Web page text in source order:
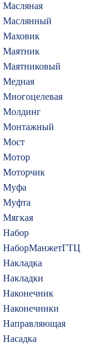
Масляная
Маслянный
Маховик
Маятник
Маятниковый
Медная
Многоцелевая
Молдинг
Монтажный
Мост
Мотор
Моторчик
Муфа
Муфта
Мягкая
Набор
НаборМанжетГТЦ
Накладка
Накладки
Наконечник
Наконечники
Направляющая
Насадка